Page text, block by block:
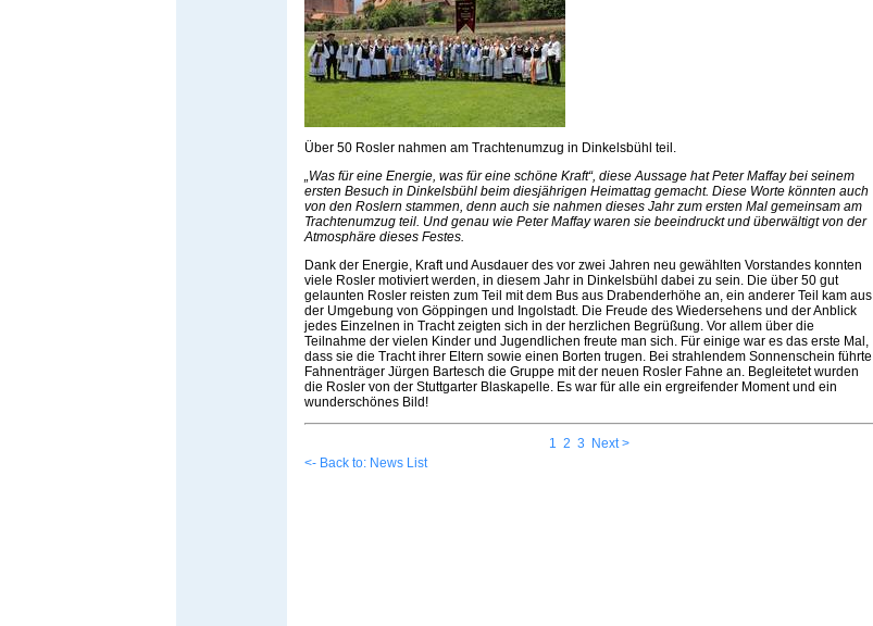
Über 50 Rosler nahmen am Trachtenumzug in Dinkelsbühl teil.
„Was für eine Energie, was für eine schöne Kraft“, diese Aussage hat Peter Maffay bei seinem
ersten Besuch in Dinkelsbühl beim diesjährigen Heimattag gemacht. Diese Worte könnten auch
von den Roslern stammen, denn auch sie nahmen dieses Jahr zum ersten Mal gemeinsam am
Trachtenumzug teil. Und genau wie Peter Maffay waren sie beeindruckt und überwältigt von der
Atmosphäre dieses Festes.
Dank der Energie, Kraft und Ausdauer des vor zwei Jahren neu gewählten Vorstandes konnten
viele Rosler motiviert werden, in diesem Jahr in Dinkelsbühl dabei zu sein. Die über 50 gut
gelaunten Rosler reisten zum Teil mit dem Bus aus Drabenderhöhe an, ein anderer Teil kam aus
der Umgebung von Göppingen und Ingolstadt. Die Freude des Wiedersehens und der Anblick
jedes Einzelnen in Tracht zeigten sich in der herzlichen Begrüßung. Vor allem über die
Teilnahme der vielen Kinder und Jugendlichen freute man sich. Für einige war es das erste Mal,
dass sie die Tracht ihrer Eltern sowie einen Borten trugen. Bei strahlendem Sonnenschein führte
Fahnenträger Jürgen Bartesch die Gruppe mit der neuen Rosler Fahne an. Begleitetet wurden
die Rosler von der Stuttgarter Blaskapelle. Es war für alle ein ergreifender Moment und ein
wunderschönes Bild!
1 2 3
Next >
<- Back to: News List